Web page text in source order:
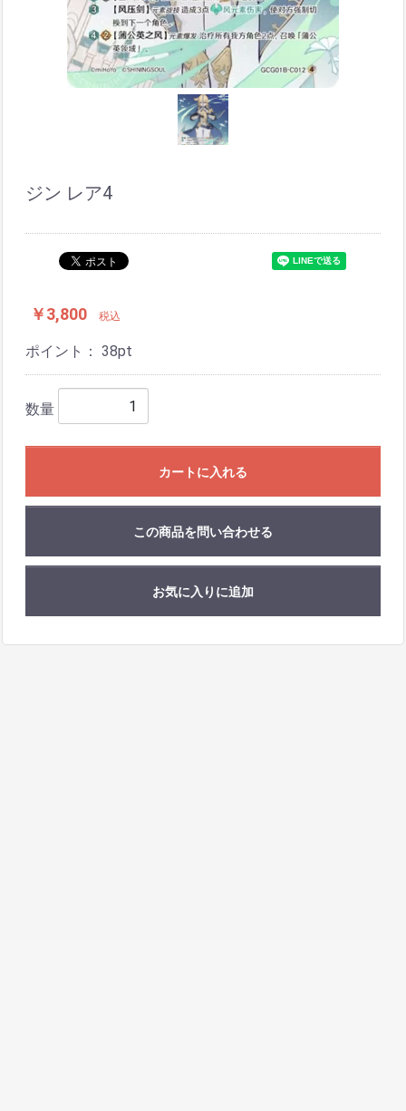
ジン レア4
￥3,800 税込
ポイント： 38pt
数量
カートに入れる
この商品を問い合わせる
お気に入りに追加